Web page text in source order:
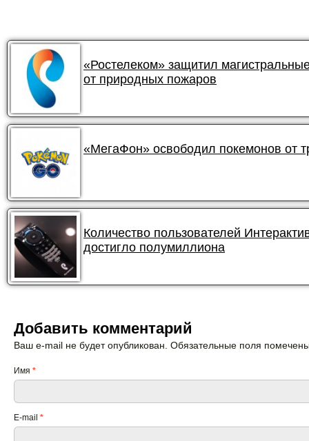
«Ростелеком» защитил
от природных пожаров
«МегаФон» освободил покемонов от
Количество пользователей
достигло полумиллиона
Добавить комментарий
Ваш e-mail не будет опубликован. Обязательные поля
Имя *
E-mail *